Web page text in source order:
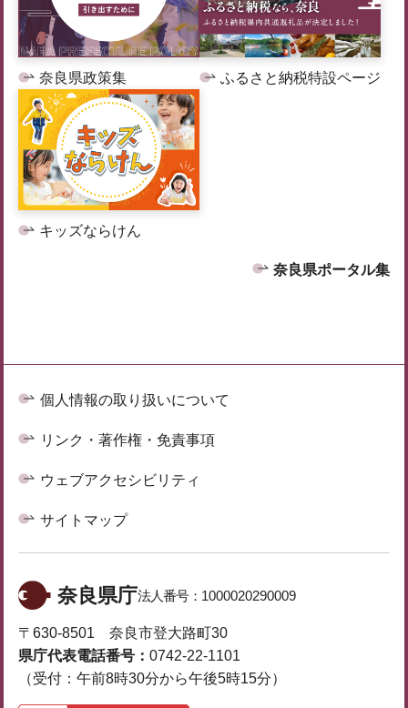
奈良県政策集 ふるさと納税特設ページ
キッズならけん
奈良県ポータル集
個人情報の取り扱いについて
リンク・著作権・免責事項
ウェブアクセシビリティ
サイトマップ
奈良県庁法人番号： 1000020290009
〒630-8501 奈良市登大路町30
県庁代表電話番号： 0742-22-1101
（受付：午前8時30分から午後5時15分）